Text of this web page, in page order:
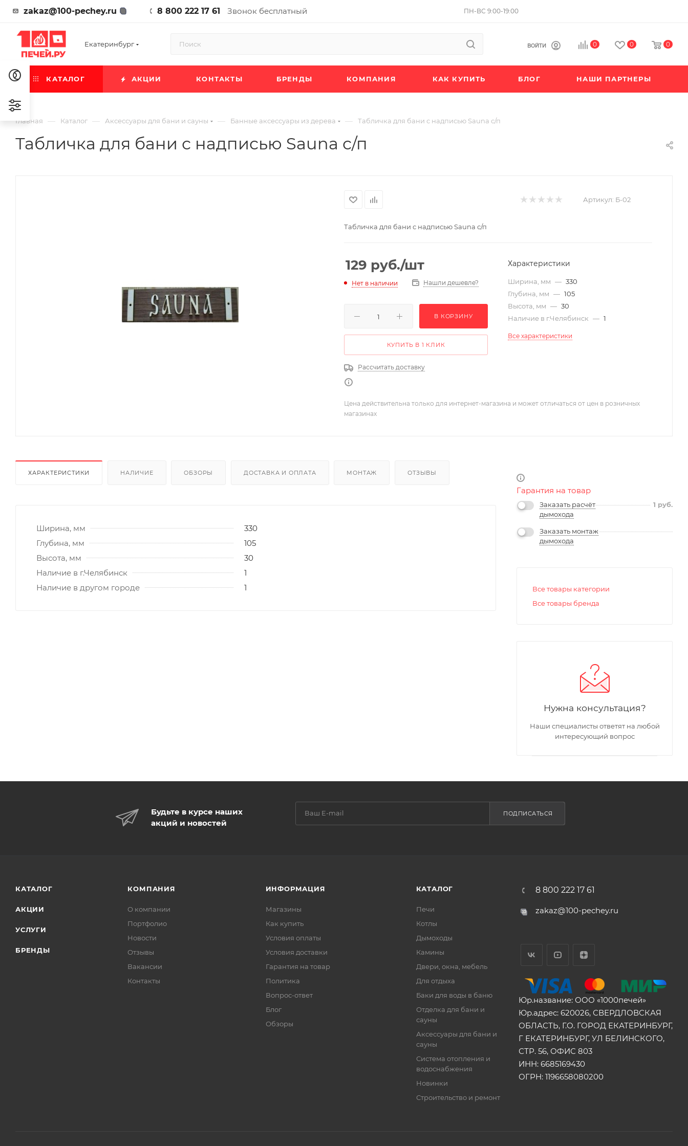
zakaz@100-pechey.ru 8 800 222 17 61 Звонок бесплатный ПН-ВС 9:00-19:00
Екатеринбург ВОЙТИ 0 0 0
КАТАЛОГ АКЦИИ КОНТАКТЫ БРЕНДЫ КОМПАНИЯ КАК КУПИТЬ БЛОГ НАШИ ПАРТНЕРЫ
Главная — Каталог — Аксессуары для бани и сауны — Банные аксессуары из дерева — Табличка для бани с надписью Sauna с/п
Табличка для бани с надписью Sauna с/п
Артикул: Б-02
Табличка для бани с надписью Sauna с/п
129 руб./шт
Нет в наличии Нашли дешевле?
В КОРЗИНУ
КУПИТЬ В 1 КЛИК
Рассчитать доставку
Характеристики
Ширина, мм — 330
Глубина, мм — 105
Высота, мм — 30
Наличие в г.Челябинск — 1
Все характеристики
Цена действительна только для интернет-магазина и может отличаться от цен в розничных
магазинах
ХАРАКТЕРИСТИКИ НАЛИЧИЕ ОБЗОРЫ ДОСТАВКА И ОПЛАТА МОНТАЖ ОТЗЫВЫ
Ширина, мм
330
Глубина, мм
105
Высота, мм
30
Наличие в г.Челябинск
1
Наличие в другом городе
1
Гарантия на товар
Заказать расчёт
дымохода
1 руб.
Заказать монтаж
дымохода
Все товары категории
Все товары бренда
Нужна консультация?
Наши специалисты ответят на любой
интересующий вопрос
Будьте в курсе наших
акций и новостей
ПОДПИСАТЬСЯ
КАТАЛОГ
АКЦИИ
УСЛУГИ
БРЕНДЫ
КОМПАНИЯ
О компании
Портфолио
Новости
Отзывы
Вакансии
Контакты
ИНФОРМАЦИЯ
Магазины
Как купить
Условия оплаты
Условия доставки
Гарантия на товар
Политика
Вопрос-ответ
Блог
Обзоры
КАТАЛОГ
Печи
Котлы
Дымоходы
Камины
Двери, окна, мебель
Для отдыха
Баки для воды в баню
Отделка для бани и
сауны
Аксессуары для бани и
сауны
Система отопления и
водоснабжения
Новинки
Строительство и ремонт
8 800 222 17 61
zakaz@100-pechey.ru
Юр.название: ООО «1000печей»
Юр.адрес: 620026, СВЕРДЛОВСКАЯ
ОБЛАСТЬ, Г.О. ГОРОД ЕКАТЕРИНБУРГ,
Г ЕКАТЕРИНБУРГ, УЛ БЕЛИНСКОГО,
СТР. 56, ОФИС 803
ИНН: 6685169430
ОГРН: 1196658080200